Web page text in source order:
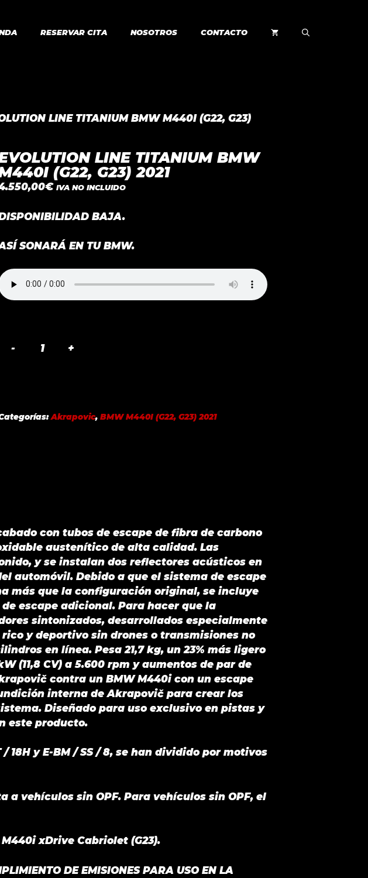
RESERVAR CITA NOSOTROS CONTACTO
LINE TITANIUM BMW M440I (G22, G23)
LINE TITANIUM BMW
(G22, G23) 2021
€ IVA NO INCLUIDO
BAJA.
SONARÁ EN TU BMW.
EVOLUTION
Akrapovic, BMW M440I (G22, G23) 2021
con tubos de escape de fibra de carbono
austenítico de alta calidad. Las
y se instalan dos reflectores acústicos en
automóvil. Debido a que el sistema de escape
más que la configuración original, se incluye
escape adicional. Para hacer que la
sintonizados, desarrollados especialmente
y deportivo sin drones o transmisiones no
en línea. Pesa 21,7 kg, un 23% más ligero
(11,8 CV) a 5.600 rpm y aumentos de par de
contra un BMW M440i con un escape
interna de Akrapovič para crear los
Diseñado para uso exclusivo en pistas y
este producto.
18H y E-BM / SS / 8, se han dividido por motivos
vehículos sin OPF. Para vehículos sin OPF, el
xDrive Cabriolet (G23).
DE EMISIONES PARA USO EN LA